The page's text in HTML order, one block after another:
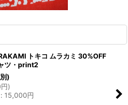
トキコ ムラカミ 30%OFF
ツ・print2
)
円)
: 15,000円